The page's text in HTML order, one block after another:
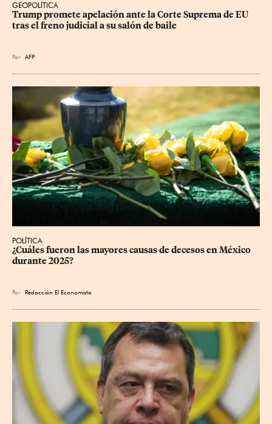
GEOPOLÍTICA
Trump promete apelación ante la Corte Suprema de EU
tras el freno judicial a su salón de baile
Por AFP
POLÍTICA
¿Cuáles fueron las mayores causas de decesos en México
durante 2025?
Por Redacción El Economista